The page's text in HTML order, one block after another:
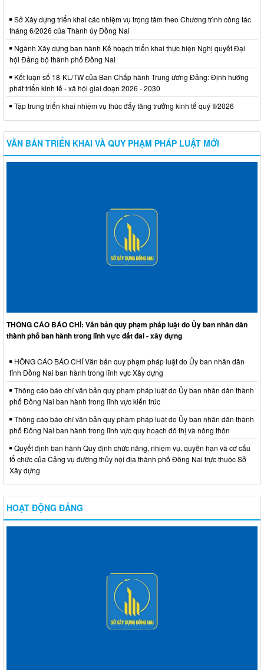
Sở Xây dựng triển khai các nhiệm vụ trọng tâm theo Chương trình công tác
tháng 6/2026 của Thành ủy Đồng Nai
Ngành Xây dựng ban hành Kế hoạch triển khai thực hiện Nghị quyết Đại
hội Đảng bộ thành phố Đồng Nai
Kết luận số 18-KL/TW của Ban Chấp hành Trung ương Đảng: Định hướng
phát triển kinh tế - xã hội giai đoạn 2026 - 2030
Tập trung triển khai nhiệm vụ thúc đẩy tăng trưởng kinh tế quý II/2026
VĂN BẢN TRIỂN KHAI VÀ QUY PHẠM PHÁP LUẬT MỚI
THÔNG CÁO BÁO CHÍ: Văn bản quy phạm pháp luật do Ủy ban nhân dân
thành phố ban hành trong lĩnh vực đất đai - xây dựng
HÔNG CÁO BÁO CHÍ Văn bản quy phạm pháp luật do Ủy ban nhân dân
tỉnh Đồng Nai ban hành trong lĩnh vực Xây dựng
Thông cáo báo chí văn bản quy phạm pháp luật do Ủy ban nhân dân thành
phố Đồng Nai ban hành trong lĩnh vực kiến trúc
Thông cáo báo chí văn bản quy phạm pháp luật do Ủy ban nhân dân thành
phố Đồng Nai ban hành trong lĩnh vực quy hoạch đô thị và nông thôn
Quyết định ban hành Quy định chức năng, nhiệm vụ, quyền hạn và cơ cấu
tổ chức của Cảng vụ đường thủy nội địa thành phố Đồng Nai trực thuộc Sở
Xây dựng
HOẠT ĐỘNG ĐẢNG